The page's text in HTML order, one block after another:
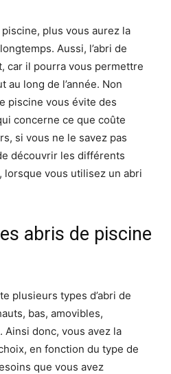
plus vous aurez la
Aussi, l’abri de
car il pourra vous permettre
au long de l’année. Non
piscine vous évite des
concerne ce que coûte
si vous ne le savez pas
découvrir les différents
lorsque vous utilisez un abri
abris de piscine
plusieurs types d’abri de
bas, amovibles,
donc, vous avez la
en fonction du type de
que vous avez